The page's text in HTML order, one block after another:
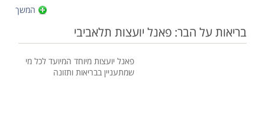
המשך
בריאות על הבר: פאנל יועצות תלאביבי
פאנל יועצות מיוחד המיועד לכל מי
שמתעניין בבריאות ותזונה